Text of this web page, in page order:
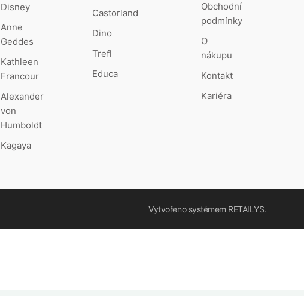
Disney
Anne
Geddes
Kathleen
Francour
Alexander
von
Humboldt
Kagaya
Castorland
Dino
Trefl
Educa
Obchodní
podmínky
O
nákupu
Kontakt
Kariéra
Vytvořeno systémem RETAILYS.